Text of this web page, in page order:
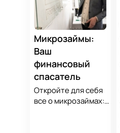
погашения и
сделайте
осознанный выбор,
который
поддержит вашу
финансовую
стабильность.
Микрозаймы:
Ваш
финансовый
спасатель
Откройте для себя
все о микрозаймах: